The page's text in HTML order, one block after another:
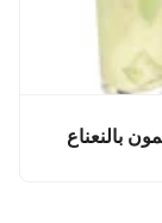
بالنعناع